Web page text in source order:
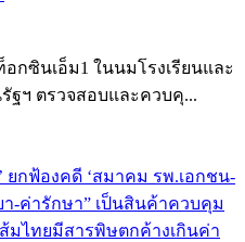
กซินเอ็ม1 ในนมโรงเรียนและ
ฐฯ ตรวจสอบและควบคุ...
ยกฟ้องคดี ‘สมาคม รพ.เอกชน-
-ค่ารักษา” เป็นสินค้าควบคุม
ไทยมีสารพิษตกค้างเกินค่า